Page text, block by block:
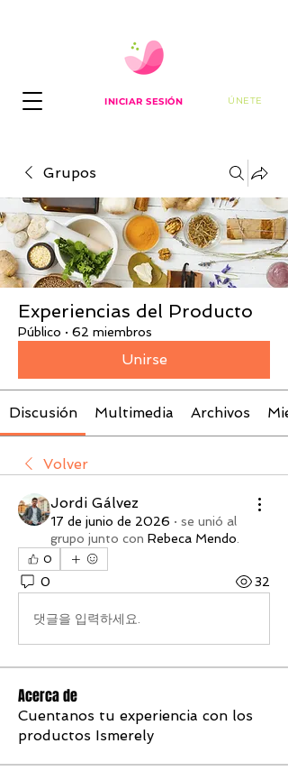
INICIAR SESIÓN ÚNETE
Grupos
Experiencias del Producto
Público · 62 miembros
Unirse
Discusión Multimedia Archivos
Volver
Jordi Gálvez
17 de junio de 2026 · se unió al
grupo junto con Rebeca Mendo
0
0 32
댓글을 입력하세요.
Acerca de
Cuentanos tu experiencia con los
productos Ismerely